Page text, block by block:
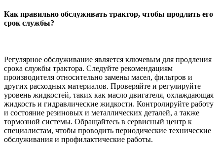
Как правильно обслуживать трактор, чтобы продлить его
срок службы?
Регулярное обслуживание является ключевым для продления
срока службы трактора. Следуйте рекомендациям
производителя относительно замены масел, фильтров и
других расходных материалов. Проверяйте и регулируйте
уровень жидкостей, таких как масло двигателя, охлаждающая
жидкость и гидравлические жидкости. Контролируйте работу
и состояние резиновых и металлических деталей, а также
тормозной системы. Обращайтесь в сервисный центр к
специалистам, чтобы проводить периодические технические
обслуживания и профилактические работы.